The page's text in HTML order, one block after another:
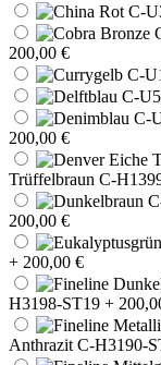
200,00 €
200,00 €
Trüffelbraun C-
200,00 €
+ 200,00 €
H3198-ST19 +
Anthrazit C-H3190-